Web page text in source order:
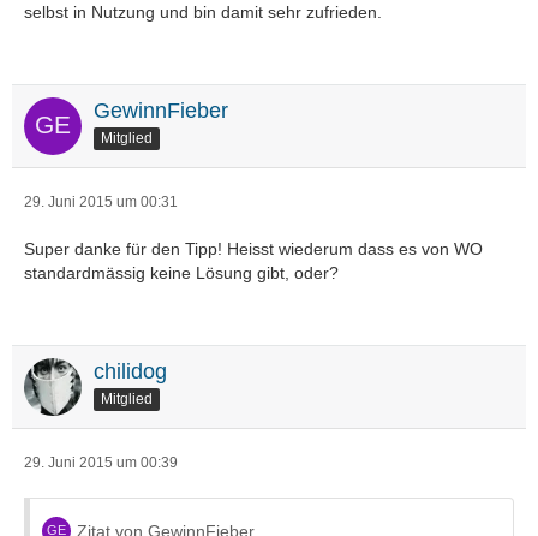
selbst in Nutzung und bin damit sehr zufrieden.
GewinnFieber
Mitglied
29. Juni 2015 um 00:31
Super danke für den Tipp! Heisst wiederum dass es von WO
standardmässig keine Lösung gibt, oder?
chilidog
Mitglied
29. Juni 2015 um 00:39
Zitat von GewinnFieber